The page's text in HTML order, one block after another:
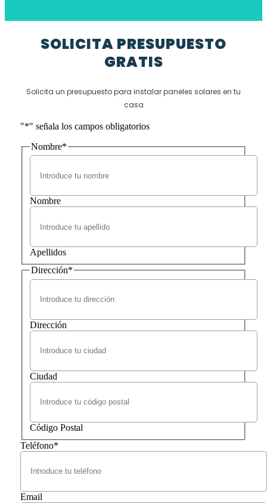
SOLICITA PRESUPUESTO
GRATIS
Solicita un presupuesto para instalar paneles solares en tu
casa
"*" señala los campos obligatorios
Nombre*
Nombre
Apellidos
Dirección*
Dirección
Ciudad
Código Postal
Teléfono*
Email